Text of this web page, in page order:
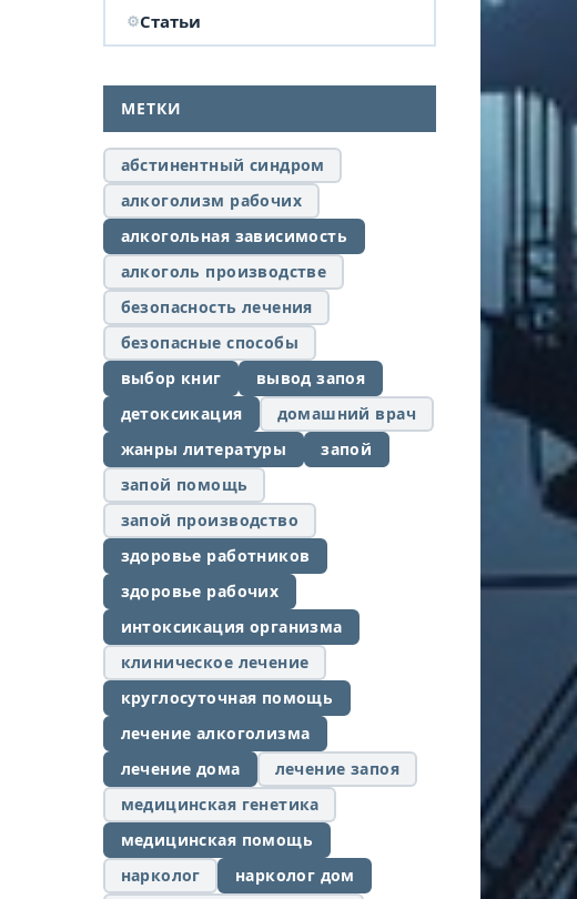
Статьи
МЕТКИ
абстинентный синдром
алкоголизм рабочих
алкогольная зависимость
алкоголь производстве
безопасность лечения
безопасные способы
выбор книг
вывод запоя
детоксикация
домашний врач
жанры литературы
запой
запой помощь
запой производство
здоровье работников
здоровье рабочих
интоксикация организма
клиническое лечение
круглосуточная помощь
лечение алкоголизма
лечение дома
лечение запоя
медицинская генетика
медицинская помощь
нарколог
нарколог дом